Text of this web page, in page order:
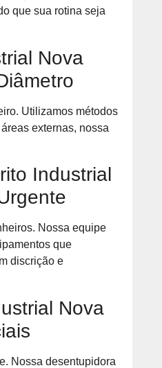
que sua rotina seja
Nova
Utilizamos métodos
externas, nossa
Industrial
Nossa equipe
que
discrição e
Nova
Nossa desentupidora